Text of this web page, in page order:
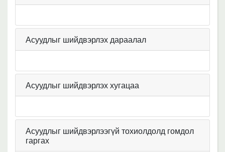
Асуудлыг шийдвэрлэх дараалал
Асуудлыг шийдвэрлэх хугацаа
Асуудлыг шийдвэрлээгүй тохиолдолд гомдол
гаргах